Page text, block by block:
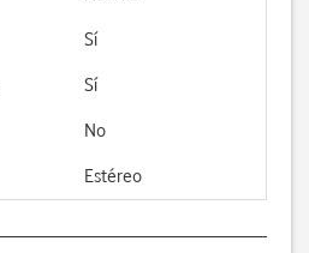
Sí
Sí
No
Estéreo